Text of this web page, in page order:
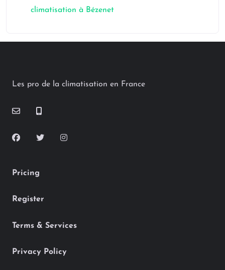
climatisation à Bézenet
Les pro de la climatisation en France
Pricing
Register
Terms & Services
Privacy Policy